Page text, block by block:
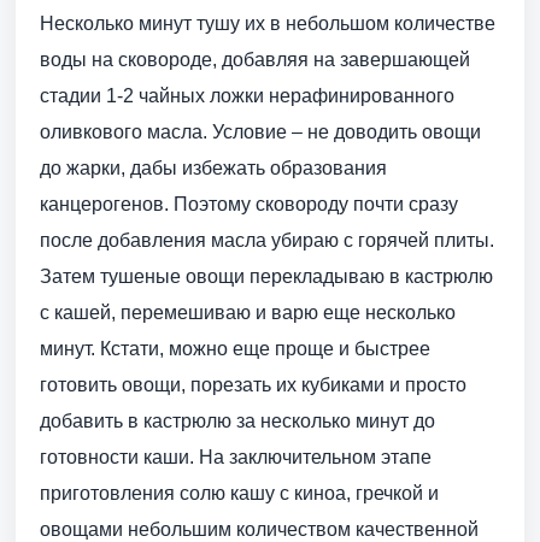
Несколько минут тушу их в небольшом количестве
воды на сковороде, добавляя на завершающей
стадии 1-2 чайных ложки нерафинированного
оливкового масла. Условие – не доводить овощи
до жарки, дабы избежать образования
канцерогенов. Поэтому сковороду почти сразу
после добавления масла убираю с горячей плиты.
Затем тушеные овощи перекладываю в кастрюлю
с кашей, перемешиваю и варю еще несколько
минут. Кстати, можно еще проще и быстрее
готовить овощи, порезать их кубиками и просто
добавить в кастрюлю за несколько минут до
готовности каши. На заключительном этапе
приготовления солю кашу с киноа, гречкой и
овощами небольшим количеством качественной